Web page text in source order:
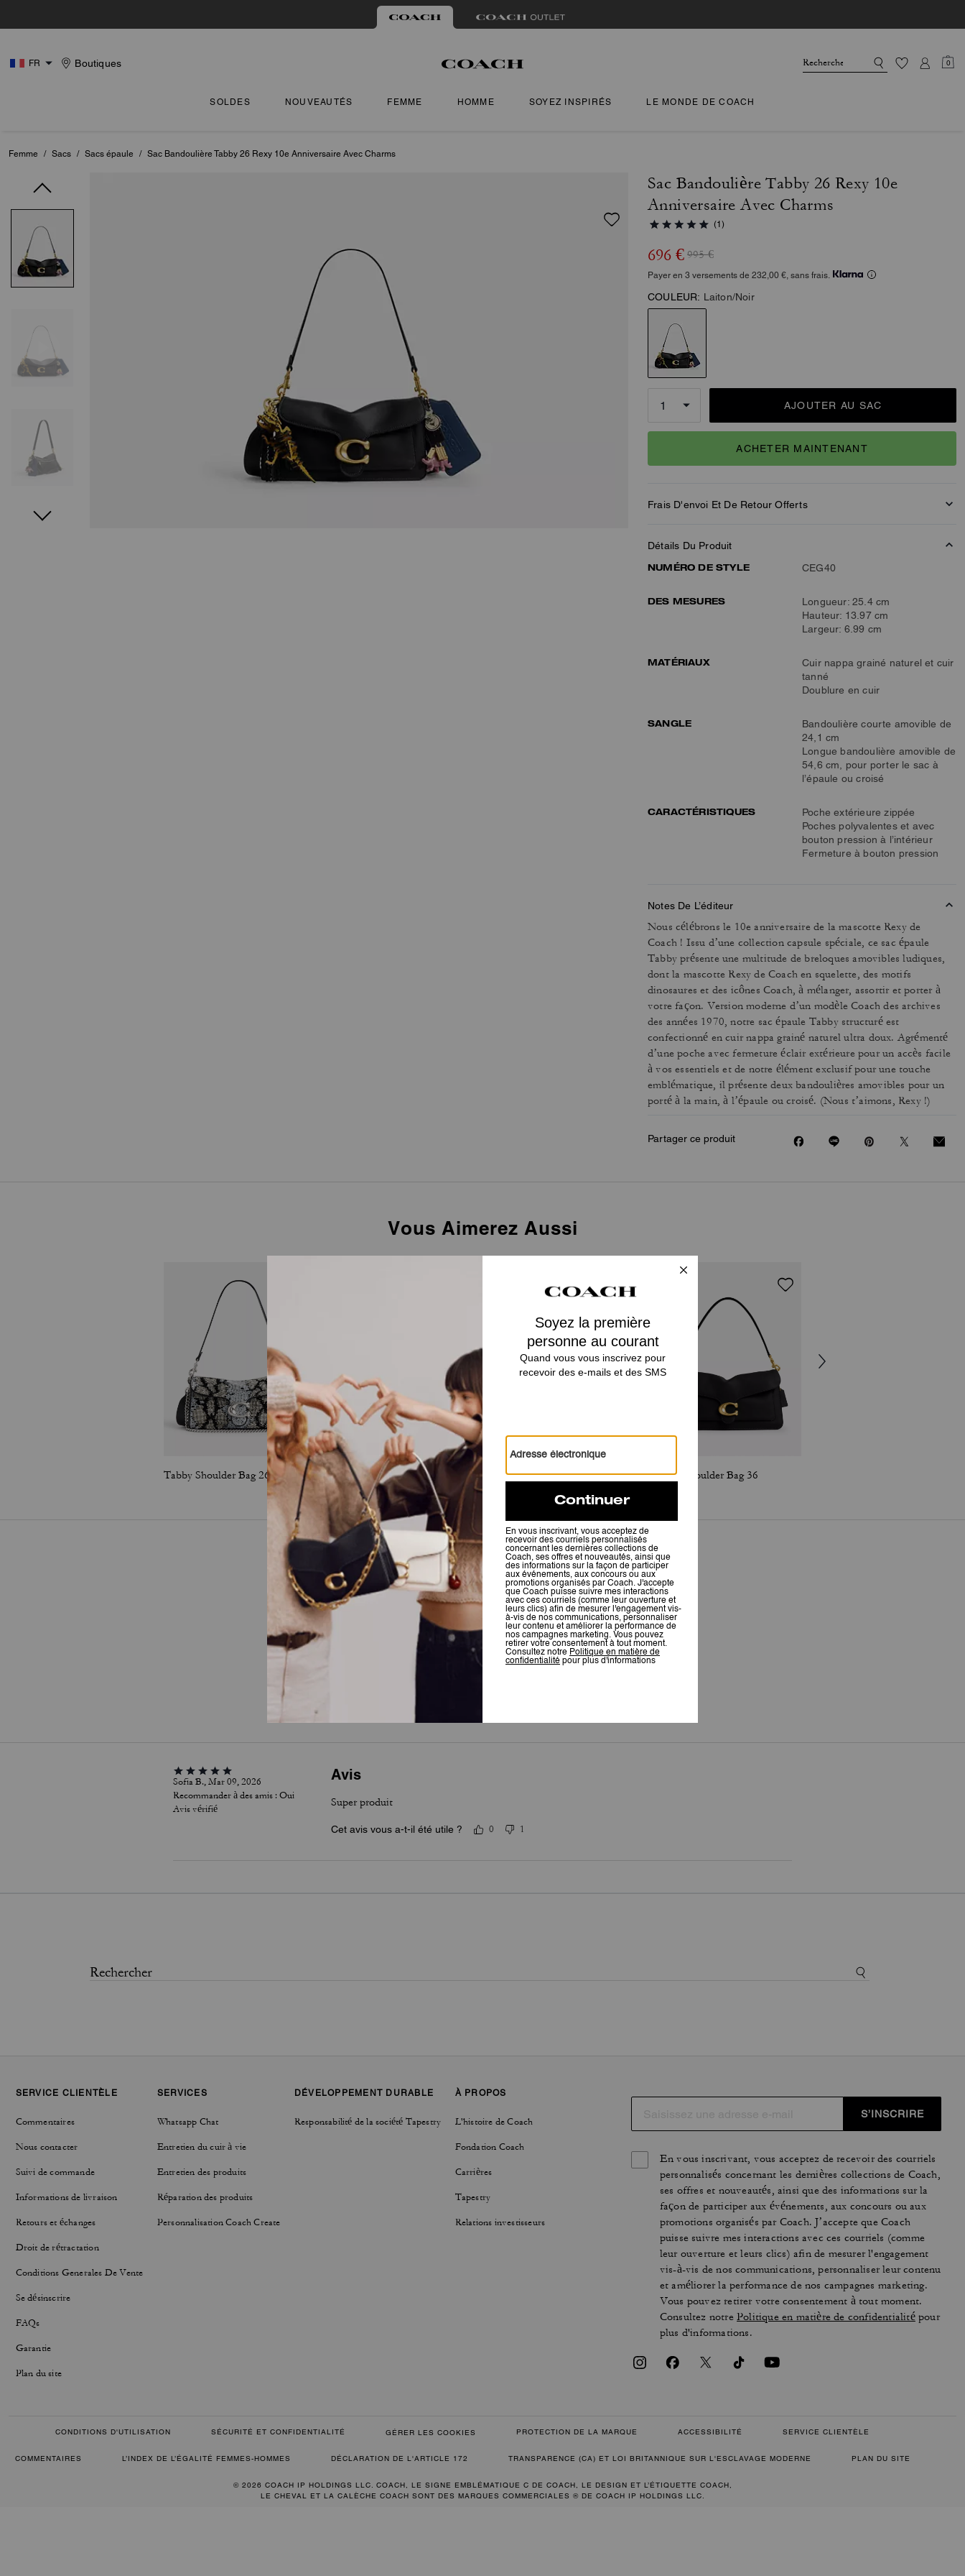
FR Boutiques 0
SOLDES NOUVEAUTÉS FEMME HOMME SOYEZ INSPIRÉS LE MONDE DE COACH
Femme / Sacs / Sacs épaule / Sac Bandoulière Tabby 26 Rexy 10e Anniversaire Avec Charms
Sac Bandoulière Tabby 26 Rexy 10e
Anniversaire Avec Charms
(1)
696 € 995 €
Payer en 3 versements de 232,00 €, sans frais.
COULEUR: Laiton/Noir
AJOUTER AU SAC
ACHETER MAINTENANT
Frais D'envoi Et De Retour Offerts
Détails Du Produit
NUMÉRO DE STYLE
CEG40
DES MESURES
Longueur: 25.4 cm
Hauteur: 13.97 cm
Largeur: 6.99 cm
MATÉRIAUX
Cuir nappa grainé naturel et cuir
tanné
Doublure en cuir
SANGLE
Bandoulière courte amovible de
24,1 cm
Longue bandoulière amovible de
54,6 cm, pour porter le sac à
l’épaule ou croisé
CARACTÉRISTIQUES
Poche extérieure zippée
Poches polyvalentes et avec
bouton pression à l’intérieur
Fermeture à bouton pression
Notes De L’éditeur
Nous célébrons le 10e anniversaire de la mascotte Rexy de
Coach ! Issu d’une collection capsule spéciale, ce sac épaule
Tabby présente une multitude de breloques amovibles ludiques,
dont la mascotte Rexy de Coach en squelette, des motifs
dinosaures et des icônes Coach, à mélanger, assortir et porter à
votre façon. Version moderne d’un modèle Coach des archives
des années 1970, notre sac épaule Tabby structuré est
confectionné en cuir nappa grainé naturel ultra doux. Agrémenté
d’une poche avec fermeture éclair extérieure pour un accès facile
à vos essentiels et de notre élément exclusif pour une touche
emblématique, il présente deux bandoulières amovibles pour un
porté à la main, à l’épaule ou croisé. (Nous t’aimons, Rexy !)
Partager ce produit
Vous Aimerez Aussi
Tabby Shoulder Bag 26 With Beaded Snake Coach | Brain Dead Soft Tabby Shoulder Bag 26 With Charms Chain Tabby Shoulder Bag With Quilting Tabby Shoulder Bag 36
Avis
5.0 Étoiles Avis
Sofia B., Mar 09, 2026
Recommander à des amis : Oui
Avis vérifié
Avis
Super produit
Cet avis vous a-t-il été utile ? 0 1
SERVICE CLIENTÈLE
Commentaires
Nous contacter
Suivi de commande
Informations de livraison
Retours et échanges
Droit de rétractation
Conditions Generales De Vente
Se désinscrire
FAQs
Garantie
Plan du site
SERVICES
Whatsapp Chat
Entretien du cuir à vie
Entretien des produits
Réparation des produits
Personnalisation Coach Create
DÉVELOPPEMENT DURABLE
Responsabilité de la société Tapestry
À PROPOS
L'histoire de Coach
Fondation Coach
Carrières
Tapestry
Relations investisseurs
S’INSCRIRE
En vous inscrivant, vous acceptez de recevoir des courriels
personnalisés concernant les dernières collections de Coach,
ses offres et nouveautés, ainsi que des informations sur la
façon de participer aux événements, aux concours ou aux
promotions organisés par Coach. J’accepte que Coach
puisse suivre mes interactions avec ces courriels (comme
leur ouverture et leurs clics) afin de mesurer l'engagement
vis-à-vis de nos communications, personnaliser leur contenu
et améliorer la performance de nos campagnes marketing.
Vous pouvez retirer votre consentement à tout moment.
Consultez notrePolitique en matière de confidentialitépour
plus d'informations.
CONDITIONS D'UTILISATION SÉCURITÉ ET CONFIDENTIALITÉ GÉRER LES COOKIES PROTECTION DE LA MARQUE ACCESSIBILITÉ SERVICE CLIENTÈLE
COMMENTAIRES L’INDEX DE L’ÉGALITÉ FEMMES-HOMMES DÉCLARATION DE L'ARTICLE 172 TRANSPARENCE (CA) ET LOI BRITANNIQUE SUR L'ESCLAVAGE MODERNE PLAN DU SITE
© 2026 COACH IP HOLDINGS LLC. COACH, LE SIGNE EMBLÉMATIQUE C DE COACH, LE DESIGN ET L’ÉTIQUETTE COACH,
LE CHEVAL ET LA CALÈCHE COACH SONT DES MARQUES COMMERCIALES ® DE COACH IP HOLDINGS LLC.